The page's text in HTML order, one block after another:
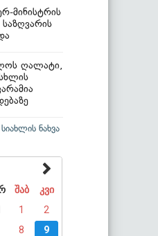
მინისტრის
ღალატი,
ნახვა
შაბ
კვი
1
2
8
9